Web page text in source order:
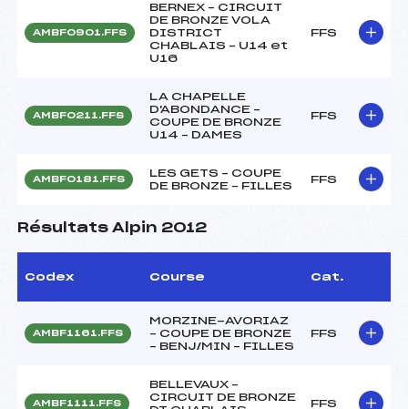
AMBF0901.FFS
BERNEX – CIRCUIT
DE BRONZE VOLA
DISTRICT
CHABLAIS – U14 et
U16
FFS
AMBF0211.FFS
LA CHAPELLE
D'ABONDANCE –
COUPE DE BRONZE
U14 – DAMES
FFS
AMBF0181.FFS
LES GETS – COUPE
DE BRONZE – FILLES
FFS
Résultats Alpin 2012
Codex Course Cat.
AMBF1161.FFS
MORZINE-AVORIAZ
– COUPE DE BRONZE
– BENJ/MIN – FILLES
FFS
AMBF1111.FFS
BELLEVAUX –
CIRCUIT DE BRONZE
FFS